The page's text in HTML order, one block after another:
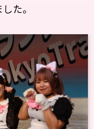
た。